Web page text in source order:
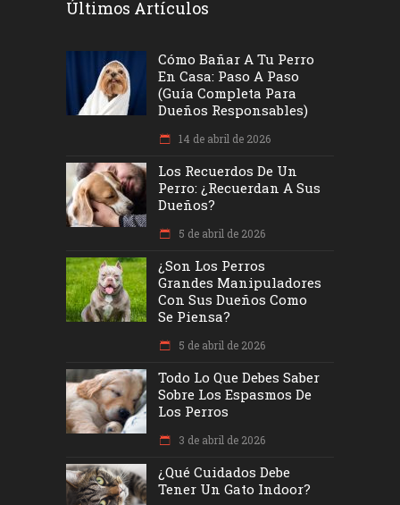
Últimos Artículos
Cómo Bañar A Tu Perro
En Casa: Paso A Paso
(Guía Completa Para
Dueños Responsables)
14 de abril de 2026
Los Recuerdos De Un
Perro: ¿recuerdan A Sus
Dueños?
5 de abril de 2026
¿Son Los Perros
Grandes Manipuladores
Con Sus Dueños Como
Se Piensa?
5 de abril de 2026
Todo Lo Que Debes Saber
Sobre Los Espasmos De
Los Perros
3 de abril de 2026
¿Qué Cuidados Debe
Tener Un Gato Indoor?